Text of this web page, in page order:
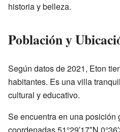
historia y belleza.
Población y
Según datos de 2021, Eton
habitantes. Es una villa
cultural y educativo.
Se encuentra en una posición